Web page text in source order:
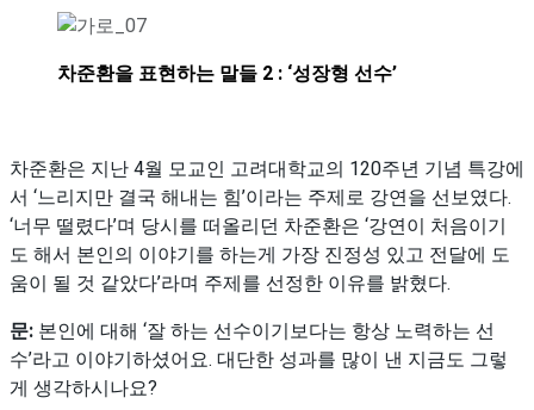
차준환을 표현하는 말들 2 : ‘성장형 선수’
차준환은 지난 4월 모교인 고려대학교의 120주년 기념 특강에
서 ‘느리지만 결국 해내는 힘’이라는 주제로 강연을 선보였다.
‘너무 떨렸다’며 당시를 떠올리던 차준환은 ‘강연이 처음이기
도 해서 본인의 이야기를 하는게 가장 진정성 있고 전달에 도
움이 될 것 같았다’라며 주제를 선정한 이유를 밝혔다.
문: 본인에 대해 ‘잘 하는 선수이기보다는 항상 노력하는 선
수’라고 이야기하셨어요. 대단한 성과를 많이 낸 지금도 그렇
게 생각하시나요?